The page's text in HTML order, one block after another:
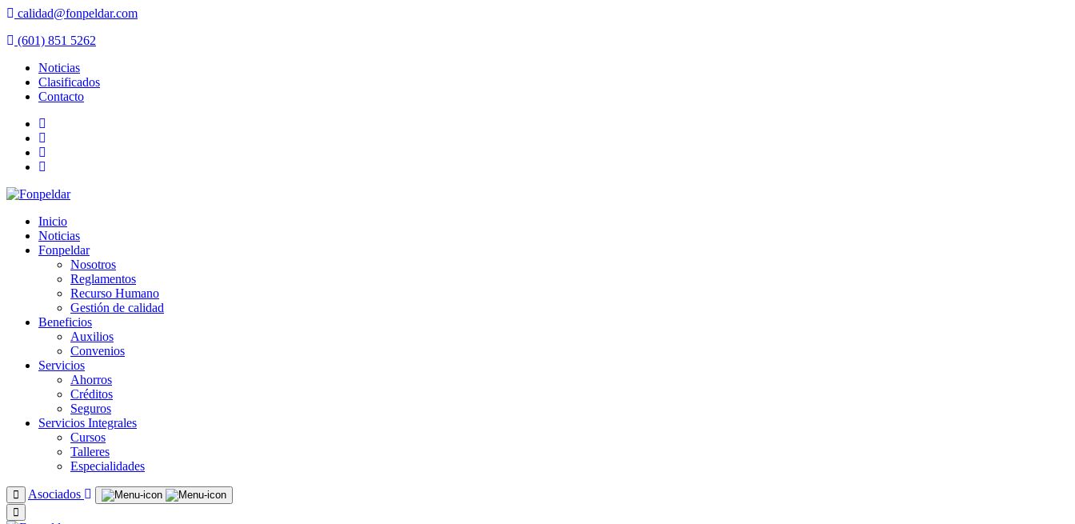
calidad@fonpeldar.com
(601) 851 5262
Noticias
Clasificados
Contacto
Inicio
Noticias
Fonpeldar
Nosotros
Reglamentos
Recurso Humano
Gestión de calidad
Beneficios
Auxilios
Convenios
Servicios
Ahorros
Créditos
Seguros
Servicios Integrales
Cursos
Talleres
Especialidades
Asociados